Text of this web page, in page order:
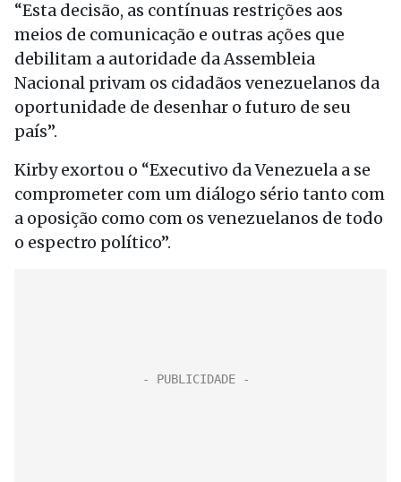
“Esta decisão, as contínuas restrições aos
meios de comunicação e outras ações que
debilitam a autoridade da Assembleia
Nacional privam os cidadãos venezuelanos da
oportunidade de desenhar o futuro de seu
país”.
Kirby exortou o “Executivo da Venezuela a se
comprometer com um diálogo sério tanto com
a oposição como com os venezuelanos de todo
o espectro político”.